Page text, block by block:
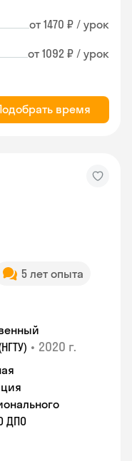
от 1470 ₽ / урок
от 1092 ₽ / урок
время
5 лет опыта
• 2020 г.
ДПО